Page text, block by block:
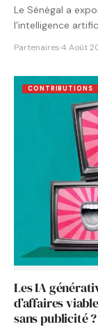
Le Sénégal a
l’intelligence
Partenaires·4 Août
CONTRIBUTIONS
Les IA
d’affaires
sans publicité ?